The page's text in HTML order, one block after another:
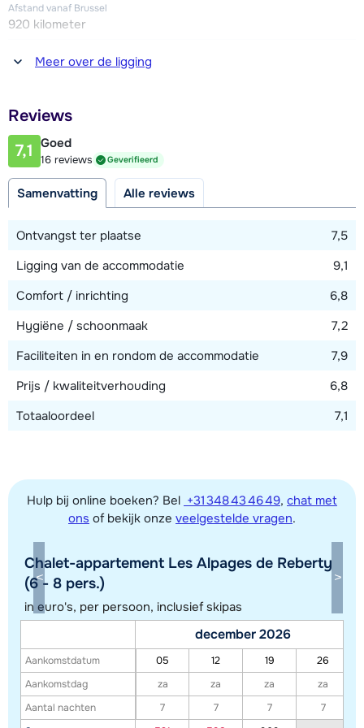
Afstand vanaf Brussel
920 kilometer
Afstand tot winkel(s)
50 meter
50 meter
Afstand tot piste
25 - 50 meter
50 meter
Bekijk kaart
Toon alle accommodaties in dit gebied
Deze kaart geeft een indicatie van de ligging van onze accommodaties. De
exacte locatie kan enigszins afwijken.
Meer over de ligging
Reviews
7,1 Goed
16 reviews Geverifieerd
Samenvatting Alle reviews
Ontvangst ter plaatse
7,5
Ligging van de accommodatie
9,1
Comfort / inrichting
6,8
Hygiëne / schoonmaak
7,2
Faciliteiten in en rondom de accommodatie
7,9
Prijs / kwaliteitverhouding
6,8
Totaaloordeel
7,1
Hulp bij online boeken? Bel +31 348 43 46 49, chat met
ons of bekijk onze veelgestelde vragen.
Chalet-appartement Les Alpages de Reberty
(6 - 8 pers.)
in euro's, per persoon, inclusief skipas
Aankomstdatum
Aankomstdag
Aantal nachten
december 2026
05 12 19
26
za
za za
za
7
7 7
7